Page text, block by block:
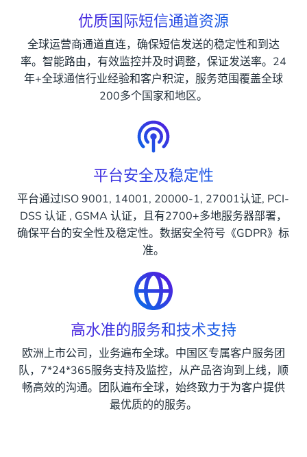
优质国际短信通道资源
全球运营商通道直连，确保短信发送的稳定性和到达
率。智能路由，有效监控并及时调整，保证发送率。24
年+全球通信行业经验和客户积淀，服务范围覆盖全球
200多个国家和地区。
平台安全及稳定性
平台通过ISO 9001, 14001, 20000-1, 27001认证, PCI-
DSS 认证 , GSMA 认证，且有2700+多地服务器部署，
确保平台的安全性及稳定性。数据安全符号《GDPR》标
准。
高水准的服务和技术支持
欧洲上市公司，业务遍布全球。中国区专属客户服务团
队，7*24*365服务支持及监控，从产品咨询到上线，顺
畅高效的沟通。团队遍布全球，始终致力于为客户提供
最优质的的服务。